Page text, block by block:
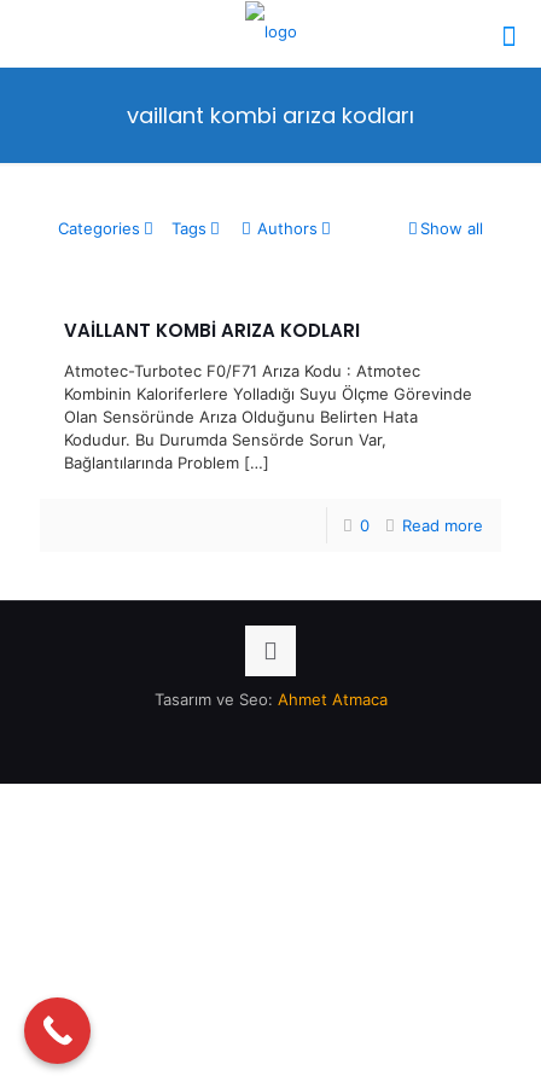
vaillant kombi arıza kodları
Categories Tags Authors Show all
VAİLLANT KOMBİ ARIZA KODLARI
Atmotec-Turbotec F0/F71 Arıza Kodu : Atmotec
Kombinin Kaloriferlere Yolladığı Suyu Ölçme Görevinde
Olan Sensöründe Arıza Olduğunu Belirten Hata
Kodudur. Bu Durumda Sensörde Sorun Var,
Bağlantılarında Problem […]
0 Read more
Tasarım ve Seo: Ahmet Atmaca